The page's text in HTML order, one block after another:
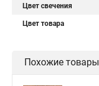
Цвет свечения
Цвет товара
Похожие товары